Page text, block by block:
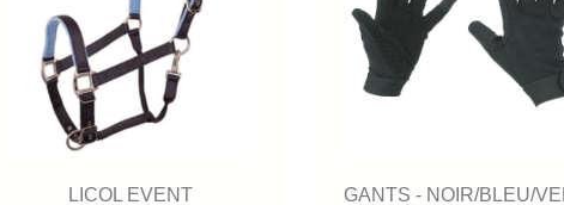
LICOL EVENT GANTS - NOIR/BLEU/